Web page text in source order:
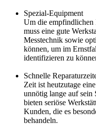
Spezial-Equipment
Um die empfindlichen
muss eine gute
Messtechnik sowie
können, um im
identifizieren zu
Schnelle
Zeit ist heutzutage
unnötig lange auf sein
bieten seriöse
Kunden, die es
behandeln.